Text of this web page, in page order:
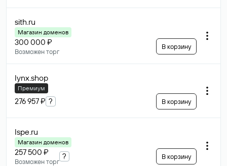
sith.ru
Магазин доменов
300 000 ₽
Возможен торг
В корзину
lynx.shop
Премиум
276 957 ₽ ? В корзину
lspe.ru
Магазин доменов
257 500 ₽
Возможен торг
? В корзину